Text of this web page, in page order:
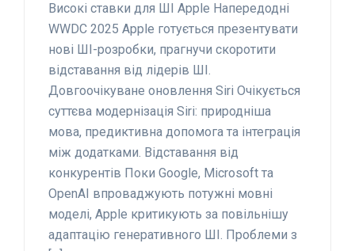
Високі ставки для ШІ Apple Напередодні
WWDC 2025 Apple готується презентувати
нові ШІ-розробки, прагнучи скоротити
відставання від лідерів ШІ.
Довгоочікуване оновлення Siri Очікується
суттєва модернізація Siri: природніша
мова, предиктивна допомога та інтеграція
між додатками. Відставання від
конкурентів Поки Google, Microsoft та
OpenAI впроваджують потужні мовні
моделі, Apple критикують за повільнішу
адаптацію генеративного ШІ. Проблеми з